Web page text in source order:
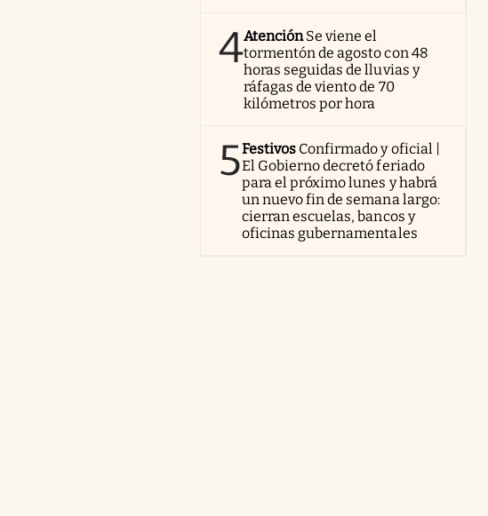
4AtenciónSe viene el
tormentón de agosto con 48
horas seguidas de lluvias y
ráfagas de viento de 70
kilómetros por hora
5Festivos Confirmado y oficial |
El Gobierno decretó feriado
para el próximo lunes y habrá
un nuevo fin de semana largo:
cierran escuelas, bancos y
oficinas gubernamentales